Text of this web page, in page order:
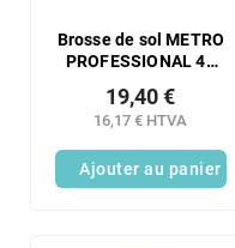
Brosse de sol METRO
PROFESSIONAL 40
pc.
16,17 € HTVA
19,40 €
Ajouter au panier